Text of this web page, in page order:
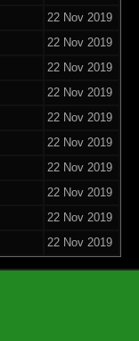
22 Nov 2019
22 Nov 2019
22 Nov 2019
22 Nov 2019
22 Nov 2019
22 Nov 2019
22 Nov 2019
22 Nov 2019
22 Nov 2019
22 Nov 2019